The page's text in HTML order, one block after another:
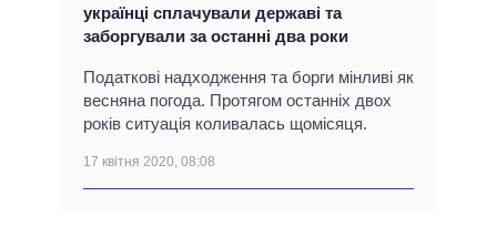
українці сплачували державі та
заборгували за останні два роки
Податкові надходження та борги мінливі як
весняна погода. Протягом останніх двох
років ситуація коливалась щомісяця.
17 квітня 2020, 08:08